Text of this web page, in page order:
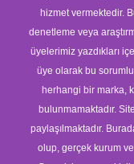
hizmet vermektedir.
denetleme veya
üyelerimiz yazdıkları
üye olarak bu
herhangi bir marka,
bulunmamaktadır.
paylaşılmaktadır.
olup, gerçek kurum ve